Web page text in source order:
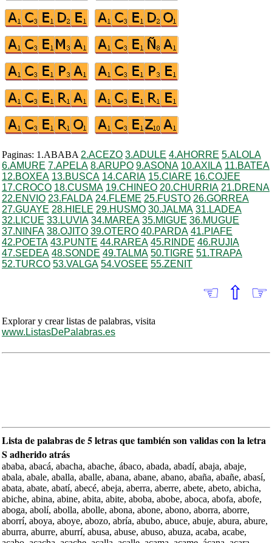
Paginas: 1.ABABA 2.ACEZO 3.ADULE 4.AHORRE 5.ALOLA
6.AMURE 7.APELA 8.ARUPO 9.ASONA 10.AXILA 11.BATEA
12.BOXEA 13.BUSCA 14.CARIA 15.CIARE 16.COJEE
17.CROCO 18.CUSMA 19.CHINEO 20.CHURRIA 21.DRENA
22.ENVIO 23.FALDA 24.FLEME 25.FUSTO 26.GORREA
27.GUAYE 28.HIELE 29.HUSMO 30.JALMA 31.LADEA
32.LICUE 33.LUVIA 34.MAREA 35.MIGUE 36.MUGUE
37.NINFA 38.OJITO 39.OTERO 40.PARDA 41.PIAFE
42.POETA 43.PUNTE 44.RAREA 45.RINDE 46.RUJIA
47.SEDEA 48.SONDE 49.TALMA 50.TIGRE 51.TRAPA
52.TURCO 53.VALGA 54.VOSEE 55.ZENIT
☜ ⇧ ☞
Explorar y crear listas de palabras, visita
www.ListasDePalabras.es
Lista de palabras de 5 letras que también son validas con la letra
S adherido atrás
ababa, abacá, abacha, abache, ábaco, abada, abadí, abaja, abaje,
abala, abale, aballa, aballe, abana, abane, abano, abaña, abañe, abasí,
abata, abate, abatí, abecé, abeja, aberra, aberre, abete, abeto, abicha,
abiche, abina, abine, abita, abite, aboba, abobe, aboca, abofa, abofe,
aboga, abolí, abolla, abolle, abona, abone, abono, aborra, aborre,
aborrí, aboya, aboye, abozo, abría, abubo, abuce, abuje, abura, abure,
aburra, aburre, aburrí, abusa, abuse, abuso, abuza, acaba, acabe,